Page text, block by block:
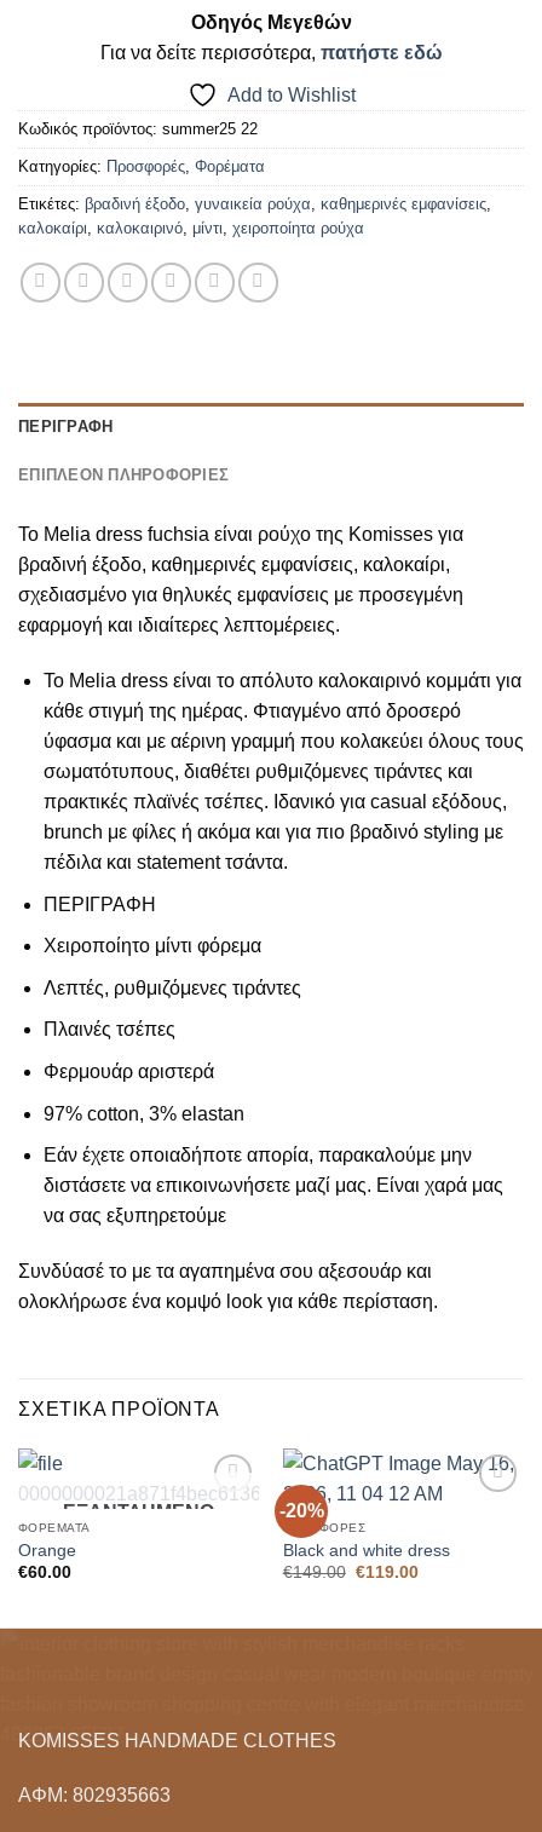
Οδηγός Μεγεθών
Για να δείτε περισσότερα, πατήστε εδώ
Add to Wishlist
Κωδικός προϊόντος: summer25 22
Κατηγορίες: Προσφορές, Φορέματα
Ετικέτες: βραδινή έξοδο, γυναικεία ρούχα, καθημερινές εμφανίσεις,
καλοκαίρι, καλοκαιρινό, μίντι, χειροποίητα ρούχα
ΠΕΡΙΓΡΑΦΉ
ΕΠΙΠΛΈΟΝ ΠΛΗΡΟΦΟΡΊΕΣ
Το Melia dress fuchsia είναι ρούχο της Komisses για
βραδινή έξοδο, καθημερινές εμφανίσεις, καλοκαίρι,
σχεδιασμένο για θηλυκές εμφανίσεις με προσεγμένη
εφαρμογή και ιδιαίτερες λεπτομέρειες.
Το Melia dress είναι το απόλυτο καλοκαιρινό κομμάτι για
κάθε στιγμή της ημέρας. Φτιαγμένο από δροσερό
ύφασμα και με αέρινη γραμμή που κολακεύει όλους τους
σωματότυπους, διαθέτει ρυθμιζόμενες τιράντες και
πρακτικές πλαϊνές τσέπες. Ιδανικό για casual εξόδους,
brunch με φίλες ή ακόμα και για πιο βραδινό styling με
πέδιλα και statement τσάντα.
ΠΕΡΙΓΡΑΦΗ
Xειροποίητο μίντι φόρεμα
Λεπτές, ρυθμιζόμενες τιράντες
Πλαινές τσέπες
Φερμουάρ αριστερά
97% cotton, 3% elastan
Εάν έχετε οποιαδήποτε απορία, παρακαλούμε μην
διστάσετε να επικοινωνήσετε μαζί μας. Είναι χαρά μας
να σας εξυπηρετούμε
Συνδύασέ το με τα αγαπημένα σου αξεσουάρ και
ολοκλήρωσε ένα κομψό look για κάθε περίσταση.
ΣΧΕΤΙΚΆ ΠΡΟΪΌΝΤΑ
Add to
ΕΞΑΝΤΛΗΜΈΝΟ
ΦΟΡΈΜΑΤΑ
Orange
€60.00
-20%
ΠΡΟΣΦΟΡΈΣ
Black and white dress
€149.00 Original
€119.00Η
€119.00.
KOMISSES HANDMADE CLOTHES
ΑΦΜ: 802935663